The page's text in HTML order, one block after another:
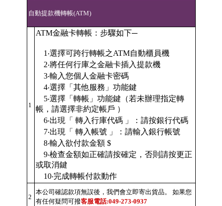
自動提款機轉帳(ATM)
1
ATM金融卡轉帳：步驟如下─
1‧選擇可跨行轉帳之ATM自動櫃員機
2‧將任何行庫之金融卡插入提款機
3‧輸入您個人金融卡密碼
4‧選擇「其他服務」功能鍵
5‧選擇「轉帳」功能鍵（若未辦理指定轉
帳，請選擇非約定帳戶 ）
6‧出現「 轉入行庫代碼 」：請按銀行代碼
7‧出現「 轉入帳號 」：請輸入銀行帳號
8‧輸入欲付款金額 $
9‧檢查金額如正確請按確定，否則請按更正
或取消鍵
10‧完成轉帳付款動作
2
本公司確認款項無誤後，我們會立即寄出貨品。 如果您
有任何疑問可撥客服電話:049-273-0937